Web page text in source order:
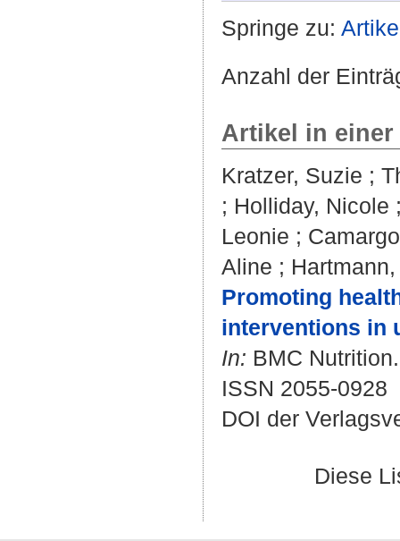
Springe zu:
Anzahl der
Artikel in
Kratzer, Suzie ;
; Holliday, Nicole
Leonie ;
Aline ;
Promoting
interventions in
In: BMC
ISSN 2055-0928
DOI der
Diese